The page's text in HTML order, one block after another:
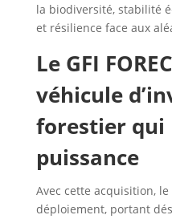
la biodiversité, stabilité
et résilience face aux
Le GFI
véhicule
forestier qui
puissance
Avec cette acquisition, le
déploiement, portant